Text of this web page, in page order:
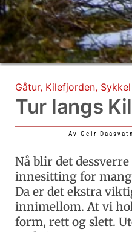
Gåtur, Kilefjorden, Sykkel
Tur langs
Av Geir Daasvatn
Nå blir det
innesitting for
Da er det ekstra
innimellom. At vi
form, rett og slett.